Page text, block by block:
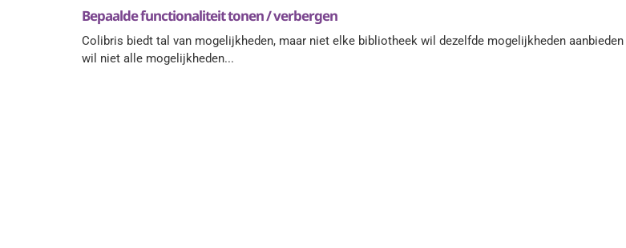
Bepaalde functionaliteit tonen / verbergen
Colibris biedt tal van mogelijkheden, maar niet elke bibliotheek wil dezelfde mogelijkheden
wil niet alle mogelijkheden...